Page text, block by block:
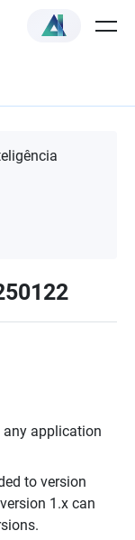
any application
to version
1.x can